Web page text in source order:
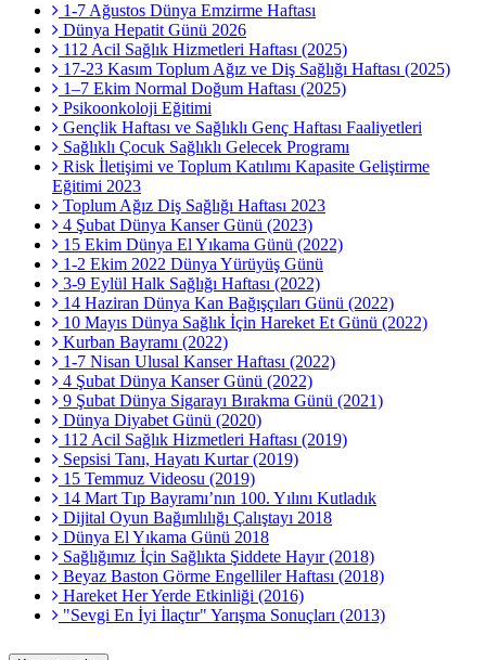
1-7 Ağustos Dünya Emzirme Haftası
Dünya Hepatit Günü 2026
112 Acil Sağlık Hizmetleri Haftası (2025)
17-23 Kasım Toplum Ağız ve Diş Sağlığı Haftası (2025)
1–7 Ekim Normal Doğum Haftası (2025)
Psikoonkoloji Eğitimi
Gençlik Haftası ve Sağlıklı Genç Haftası Faaliyetleri
Sağlıklı Çocuk Sağlıklı Gelecek Programı
Risk İletişimi ve Toplum Katılımı Kapasite Geliştirme
Eğitimi 2023
Toplum Ağız Diş Sağlığı Haftası 2023
4 Şubat Dünya Kanser Günü (2023)
15 Ekim Dünya El Yıkama Günü (2022)
1-2 Ekim 2022 Dünya Yürüyüş Günü
3-9 Eylül Halk Sağlığı Haftası (2022)
14 Haziran Dünya Kan Bağışçıları Günü (2022)
10 Mayıs Dünya Sağlık İçin Hareket Et Günü (2022)
Kurban Bayramı (2022)
1-7 Nisan Ulusal Kanser Haftası (2022)
4 Şubat Dünya Kanser Günü (2022)
9 Şubat Dünya Sigarayı Bırakma Günü (2021)
Dünya Diyabet Günü (2020)
112 Acil Sağlık Hizmetleri Haftası (2019)
Sepsisi Tanı, Hayatı Kurtar (2019)
15 Temmuz Videosu (2019)
14 Mart Tıp Bayramı’nın 100. Yılını Kutladık
Dijital Oyun Bağımlılığı Çalıştayı 2018
Dünya El Yıkama Günü 2018
Sağlığımız İçin Sağlıkta Şiddete Hayır (2018)
Beyaz Baston Görme Engelliler Haftası (2018)
Hareket Her Yerde Etkinliği (2016)
"Sevgi En İyi İlaçtır" Yarışma Sonuçları (2013)